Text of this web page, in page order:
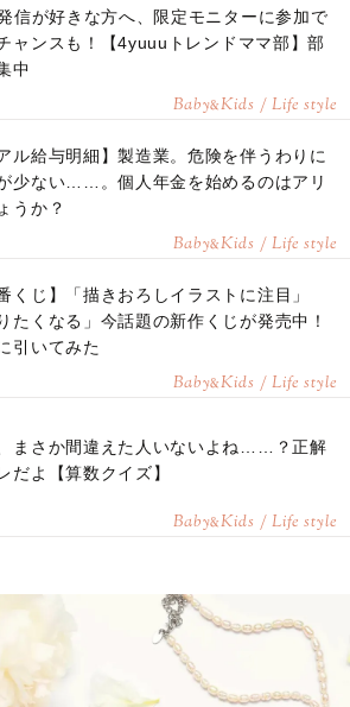
信が好きな方へ、限定モニターに参加で
ャンスも！【4yuuuトレンドママ部】部
中
Baby&Kids / Life style
アル給与明細】製造業。危険を伴うわりに
少ない……。個人年金を始めるのはアリ
うか？
Baby&Kids / Life style
くじ】「描きおろしイラストに注目」
りたくなる」今話題の新作くじが発売中！
引いてみた
Baby&Kids / Life style
まさか間違えた人いないよね……？正解
だよ【算数クイズ】
Baby&Kids / Life style